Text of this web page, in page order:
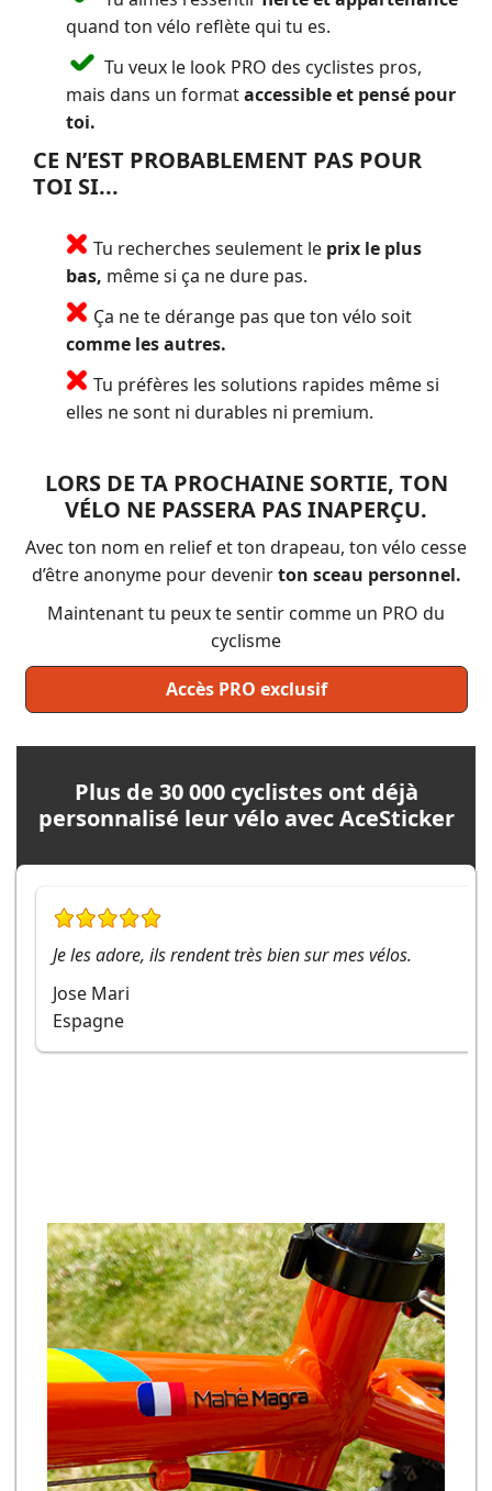
quand ton vélo reflète qui tu es.
Tu veux le look PRO des cyclistes pros,
mais dans un formataccessible et pensé pour
toi.
CE N’EST PROBABLEMENT PAS POUR
TOI SI...
Tu recherches seulement le prix le plus
bas, même si ça ne dure pas.
Ça ne te dérange pas que ton vélo soit
comme les autres.
Tu préfères les solutions rapides même si
elles ne sont ni durables ni premium.
LORS DE TA PROCHAINE SORTIE, TON
VÉLO NE PASSERA PAS INAPERÇU.
Avec ton nom en relief et ton drapeau, ton vélo cesse
d’être anonyme pour devenirton sceau personnel.
Maintenant tu peux te sentir comme un PRO du
cyclisme
Accès PRO exclusif
Plus de 30 000 cyclistes ont déjà
personnalisé leur vélo avec AceSticker
Je les adore, ils rendent très bien sur mes vélos.
Jose Mari
Espagne